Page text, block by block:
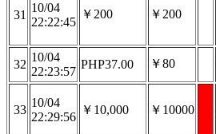
31
10/04
22:22:45
￥200 ￥200
32
10/04
22:23:57
PHP37.00 ￥80
33
10/04
22:29:56
￥10,000 ￥10000